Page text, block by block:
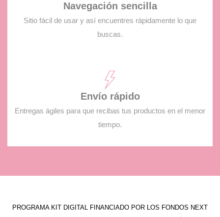
Navegación sencilla
Sitio fácil de usar y así encuentres rápidamente lo que
buscas.
Envío rápido
Entregas ágiles para que recibas tus productos en el menor
tiempo.
PROGRAMA KIT DIGITAL FINANCIADO POR LOS FONDOS NEXT